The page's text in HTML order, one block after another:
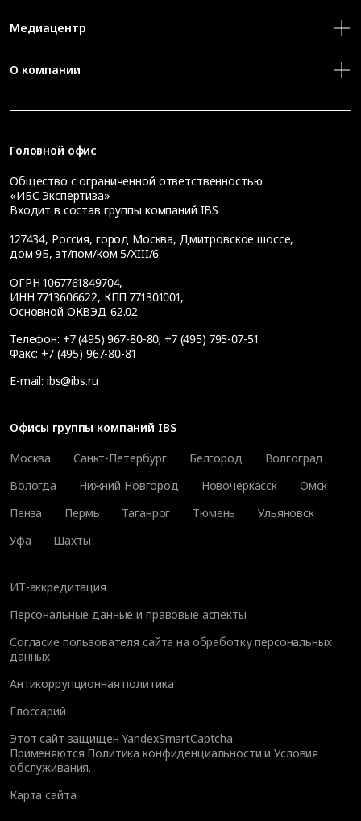
Медиацентр
О компании
Головной офис
Общество с ограниченной ответственностью
«ИБС Экспертиза»
Входит в состав группы компаний IBS
127434, Россия, город Москва, Дмитровское шоссе,
дом 9Б, эт/пом/ком 5/XIII/6
ОГРН 1067761849704,
ИНН 7713606622, КПП 771301001,
Основной ОКВЭД 62.02
Телефон: +7 (495) 967-80-80; +7 (495) 795-07-51
Факс: +7 (495) 967-80-81
E-mail: ibs@ibs.ru
Офисы группы компаний IBS
Москва
Санкт-Петербург Белгород
Волгоград
Вологда
Нижний Новгород Новочеркасск
Омск
Пенза
Пермь Таганрог Тюмень
Ульяновск
Уфа
Шахты
ИТ-аккредитация
Персональные данные и правовые аспекты
Согласие пользователя сайта на обработку персональных
данных
Антикоррупционная политика
Глоссарий
Этот сайт защищен YandexSmartCaptcha.
Применяются Политика конфиденциальности иУсловия
обслуживания.
Карта сайта